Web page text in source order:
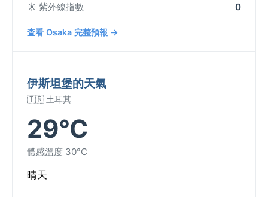
☀️ 紫外線指數 0
查看 Osaka 完整預報 →
伊斯坦堡的天氣
🇹🇷 土耳其
29°C
體感溫度 30°C
晴天